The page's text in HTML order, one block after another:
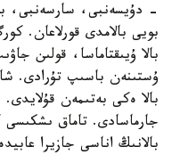
- دۇيسەنبى، سارسەنبى،
بويى بالامدى قورلاعان.
بالا ۇيىقتاماسا، قولىن
ۇستىنەن باسىپ تۇرادى.
بالا ەكى بەتىمەن قۇلايدى.
جارماسادى. تاماق
بالانىڭ اناسى جازيرا